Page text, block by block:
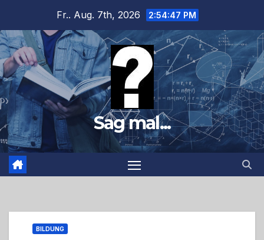
springen
Fr.. Aug. 7th, 2026 2:54:48 PM
Sag mal...
BILDUNG